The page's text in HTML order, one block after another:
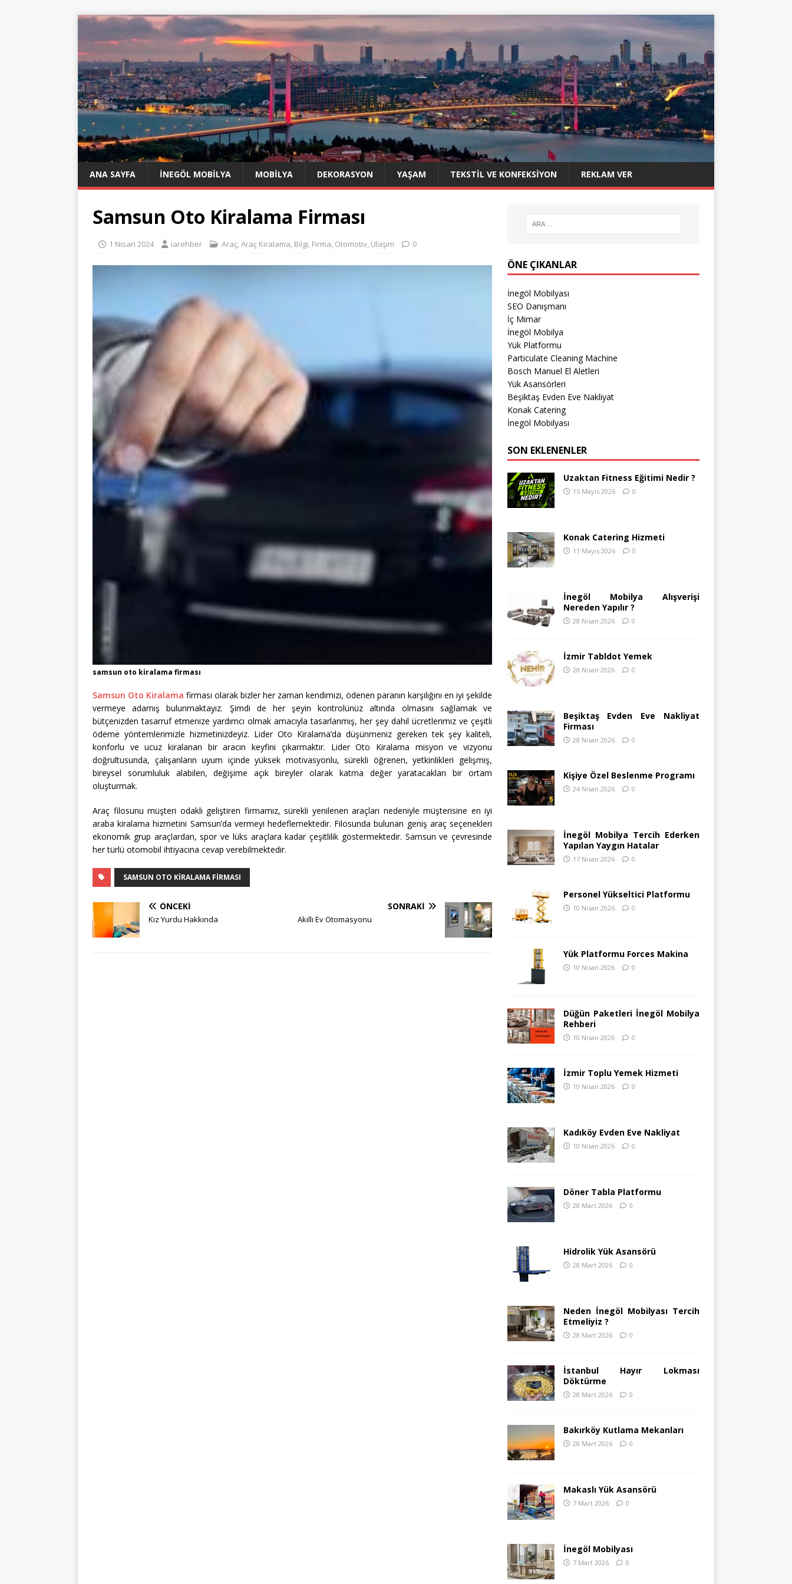
ANA SAYFA İNEGÖL MOBILYA MOBILYA DEKORASYON YAŞAM TEKSTIL VE KONFEKSIYON REKLAM VER
Samsun Oto Kiralama Firması
1 Nisan 2024 iarehber Araç,Araç Kiralama, Bilgi, Firma, Otomotiv, Ulaşım 0
samsun oto kiralama firması
Samsun Oto Kiralama firması olarak bizler her zaman kendimizi, ödenen paranın karşılığını en iyi şekilde
vermeye adamış bulunmaktayız. Şimdi de her şeyin kontrolünüz altında olmasını sağlamak ve
bütçenizden tasarruf etmenize yardımcı olmak amacıyla tasarlanmış, her şey dahil ücretlerimiz ve çeşitli
ödeme yöntemlerimizle hizmetinizdeyiz. Lider Oto Kiralama’da düşünmeniz gereken tek şey kaliteli,
konforlu ve ucuz kiralanan bir aracın keyfini çıkarmaktır. Lider Oto Kiralama misyon ve vizyonu
doğrultusunda, çalışanların uyum içinde yüksek motivasyonlu, sürekli öğrenen, yetkinlikleri gelişmiş,
bireysel sorumluluk alabilen, değişime açık bireyler olarak katma değer yaratacakları bir ortam
oluşturmak.
Araç filosunu müşteri odaklı geliştiren firmamız, sürekli yenilenen araçları nedeniyle müşterisine en iyi
araba kiralama hizmetini Samsun’da vermeyi hedeflemektedir. Filosunda bulunan geniş araç seçenekleri
ekonomik grup araçlardan, spor ve lüks araçlara kadar çeşitlilik göstermektedir. Samsun ve çevresinde
her türlü otomobil ihtiyacına cevap verebilmektedir.
SAMSUN OTO KIRALAMA FIRMASI
ÖNCEKI
Kız Yurdu Hakkında
SONRAKI
Akıllı Ev Otomasyonu
ÖNE ÇIKANLAR
İnegöl Mobilyası
SEO Danışmanı
İç Mimar
İnegöl Mobilya
Yük Platformu
Particulate Cleaning Machine
Bosch Manuel El Aletleri
Yük Asansörleri
Beşiktaş Evden Eve Nakliyat
Konak Catering
İnegöl Mobilyası
SON EKLENENLER
Uzaktan Fitness Eğitimi Nedir ?
15 Mayıs 2026 0
Konak Catering Hizmeti
11 Mayıs 2026 0
İnegöl Mobilya Alışverişi
Nereden Yapılır ?
28 Nisan 2026 0
İzmir Tabldot Yemek
28 Nisan 2026 0
Beşiktaş Evden Eve Nakliyat
Firması
28 Nisan 2026 0
Kişiye Özel Beslenme Programı
24 Nisan 2026 0
İnegöl Mobilya Tercih Ederken
Yapılan Yaygın Hatalar
17 Nisan 2026 0
Personel Yükseltici Platformu
10 Nisan 2026 0
Yük Platformu Forces Makina
10 Nisan 2026 0
Düğün Paketleri İnegöl Mobilya
Rehberi
10 Nisan 2026 0
İzmir Toplu Yemek Hizmeti
10 Nisan 2026 0
Kadıköy Evden Eve Nakliyat
10 Nisan 2026 0
Döner Tabla Platformu
28 Mart 2026 0
Hidrolik Yük Asansörü
28 Mart 2026 0
Neden İnegöl Mobilyası Tercih
Etmeliyiz ?
28 Mart 2026 0
İstanbul Hayır Lokması
Döktürme
28 Mart 2026 0
Bakırköy Kutlama Mekanları
28 Mart 2026 0
Makaslı Yük Asansörü
7 Mart 2026 0
İnegöl Mobilyası
7 Mart 2026 0